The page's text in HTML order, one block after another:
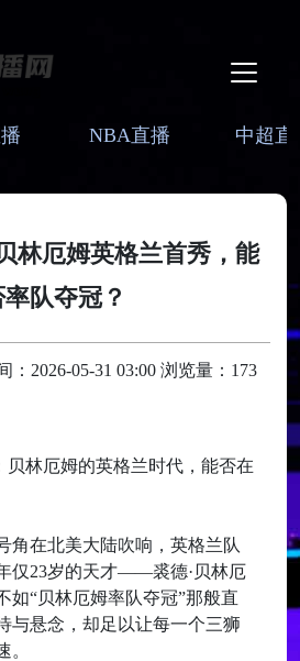
NBA直播 中超直
林厄姆英格兰首秀，能
队夺冠？
：2026-05-31 03:00 浏览量：173
贝林厄姆的英格兰时代，能否在
角在北美大陆吹响，英格兰队
仅23岁的天才——裘德·贝林厄
如“贝林厄姆率队夺冠”那般直
与悬念，却足以让每一个三狮
。